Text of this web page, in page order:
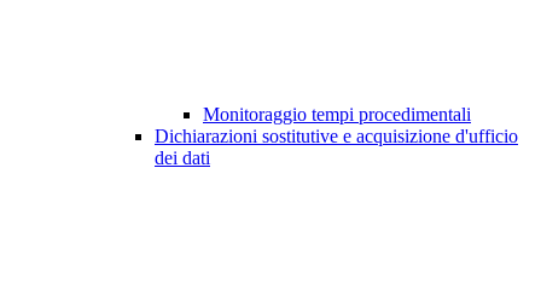
Monitoraggio tempi procedimentali
Dichiarazioni sostitutive e acquisizione d'ufficio
dei dati